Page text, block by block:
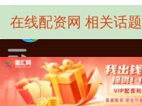
在线配资网 相关话题